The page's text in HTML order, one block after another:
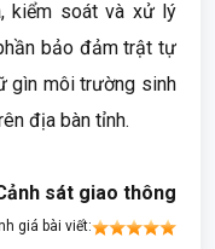
kiểm soát và xử lý
bảo đảm trật tự
gìn môi trường sinh
địa bàn tỉnh.
sát giao thông
giá bài viết: